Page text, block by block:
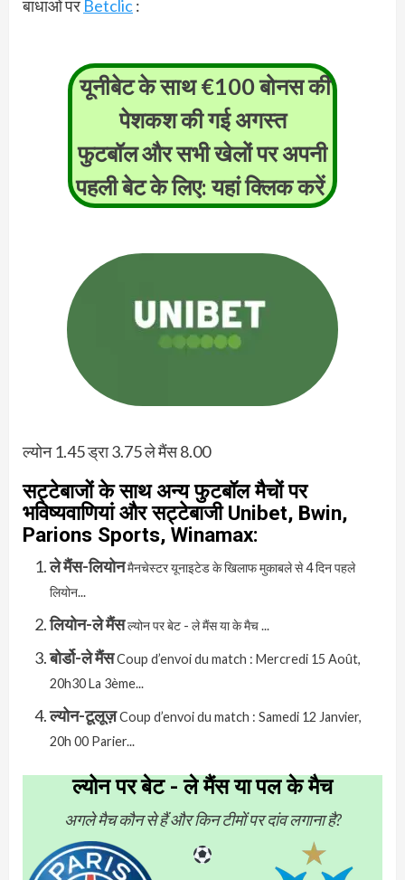
बाधाओं पर Betclic:
यूनीबेट के साथ €100 बोनस की
पेशकश की गईअगस्त
फुटबॉल और सभी खेलों पर अपनी
पहली बेट के लिए: यहां क्लिक करें
ल्योन 1.45 ड्रा 3.75 ले मैंस 8.00
सट्टेबाजों के साथ अन्य फुटबॉल मैचों पर
भविष्यवाणियां और सट्टेबाजी Unibet, Bwin,
Parions Sports, Winamax:
ले मैंस-लियोनमैनचेस्टर यूनाइटेड के खिलाफ मुकाबले से 4 दिन पहले
लियोन...
लियोन-ले मैंसल्योन पर बेट - ले मैंस या के मैच ...
बोर्डो-ले मैंसCoup d’envoi du match : Mercredi 15 Août,
20h30 La 3ème...
ल्योन-टूलूज़Coup d’envoi du match : Samedi 12 Janvier,
20h 00 Parier...
ल्योन पर बेट - ले मैंस या पल के मैच
अगले मैच कौन से हैं और किन टीमों पर दांव लगाना है?